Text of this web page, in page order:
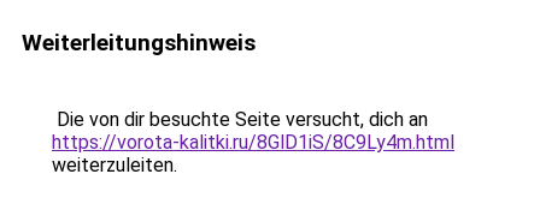
Weiterleitungshinweis
Die von dir besuchte Seite versucht, dich an
https://vorota-kalitki.ru/8GlD1iS/8C9Ly4m.html
weiterzuleiten.